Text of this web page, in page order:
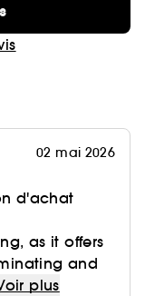
02 mai 2026
d'achat
as it offers
and
plus